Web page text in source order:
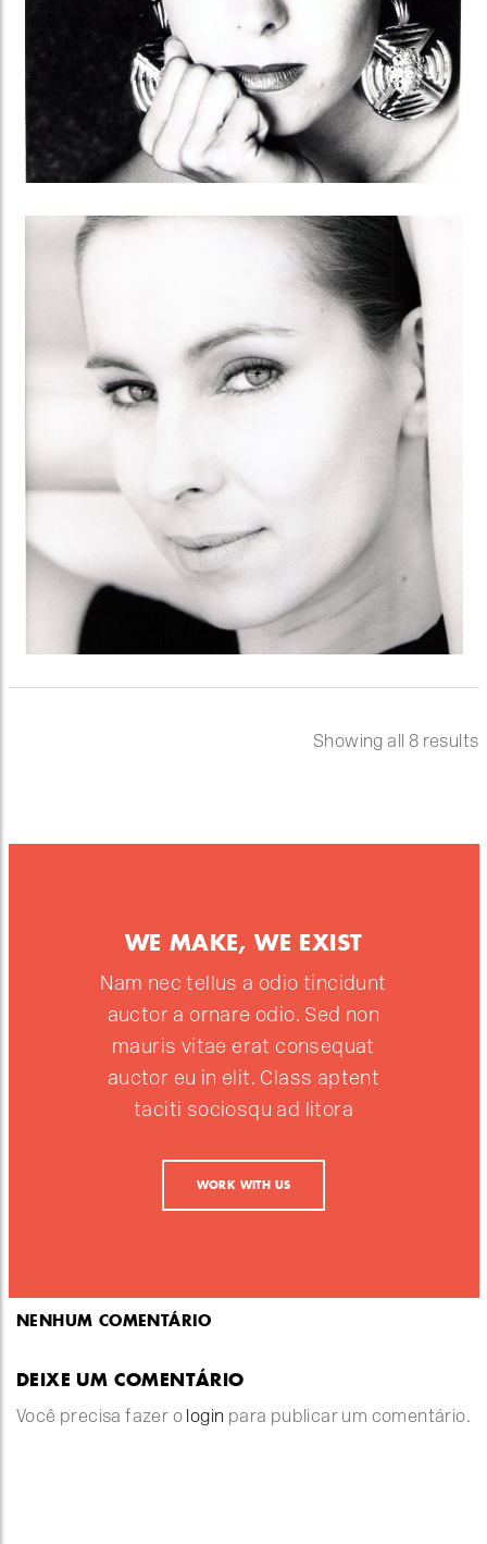
Showing all 8 results
WE MAKE, WE EXIST
Nam nec tellus a odio tincidunt
auctor a ornare odio. Sed non
mauris vitae erat consequat
auctor eu in elit. Class aptent
taciti sociosqu ad litora
WORK WITH US
NENHUM COMENTÁRIO
DEIXE UM COMENTÁRIO
Você precisa fazer o login para publicar um comentário.